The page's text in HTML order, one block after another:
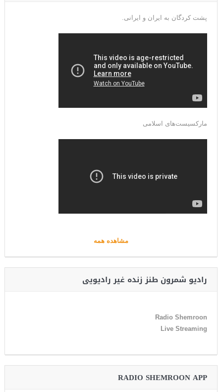
پشت کردگان به ایران و ایرانی.
مارکسیست‌های اسلامی
مشاهده همه
رادیو شمرون طنز زنده غیر رادیویی
Radio Shemroon
Live Streaming
RADIO SHEMROON APP